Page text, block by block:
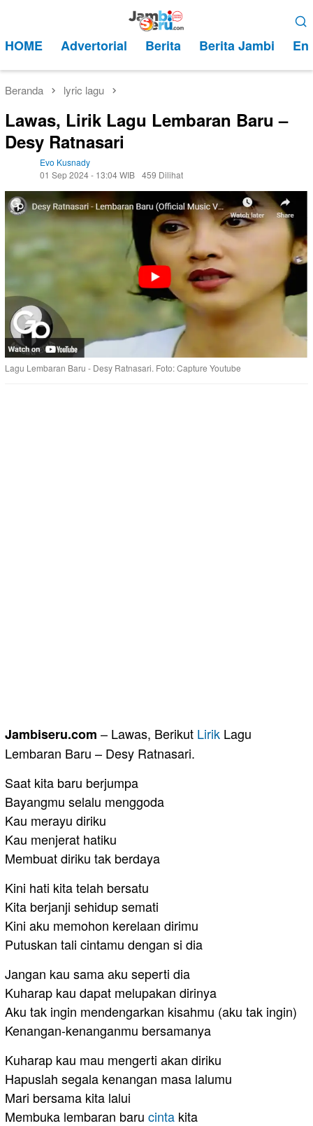
kontenMobile
HOME Advertorial Berita Berita Jambi
Beranda lyric lagu
Lawas, Lirik Lagu Lembaran Baru –
Desy Ratnasari
Evo Kusnady
01 Sep 2024 - 13:04 WIB 459 Dilihat
Lagu Lembaran Baru - Desy Ratnasari. Foto: Capture Youtube
Jambiseru.com – Lawas, Berikut Lirik Lagu
Lembaran Baru – Desy Ratnasari.
Saat kita baru berjumpa
Bayangmu selalu menggoda
Kau merayu diriku
Kau menjerat hatiku
Membuat diriku tak berdaya
Kini hati kita telah bersatu
Kita berjanji sehidup semati
Kini aku memohon kerelaan dirimu
Putuskan tali cintamu dengan si dia
Jangan kau sama aku seperti dia
Kuharap kau dapat melupakan dirinya
Aku tak ingin mendengarkan kisahmu (aku tak ingin)
Kenangan-kenanganmu bersamanya
Kuharap kau mau mengerti akan diriku
Hapuslah segala kenangan masa lalumu
Mari bersama kita lalui
Membuka lembaran baru cinta kita